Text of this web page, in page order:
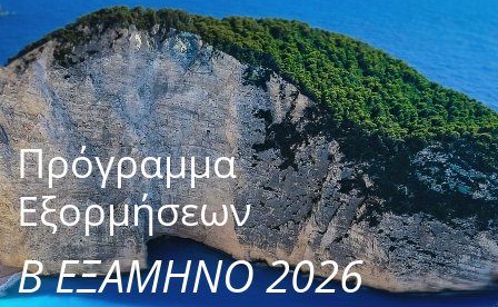
Πρόγραμμα
Εξορμήσεων
Β ΕΞΑΜΗΝΟ 2026